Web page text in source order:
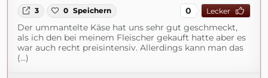
3 0 Speichern 0 Lecker
Der ummantelte Käse hat uns sehr gut geschmeckt,
als ich den bei meinem Fleischer gekauft hatte aber es
war auch recht preisintensiv. Allerdings kann man das
(...)